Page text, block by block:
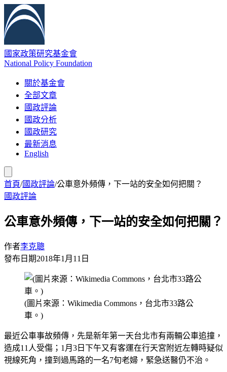
國家政策研究基金會
National Policy Foundation
關於基金會
全部文章
國政評論
國政分析
國政研究
最新消息
English
首頁/國政評論/公車意外頻傳，下一站的安全如何把關？
國政評論
公車意外頻傳，下一站的安全如何把關？
作者李克聰
發布日期2018年1月11日
(圖片來源：Wikimedia Commons，台北市33路公
車。)
最近公車事故頻傳，先是新年第一天台北市有兩輛公車追撞，
造成11人受傷；1月3日下午又有客運在行天宮附近左轉時疑似
視線死角，撞到過馬路的一名7旬老婦，緊急送醫仍不治。